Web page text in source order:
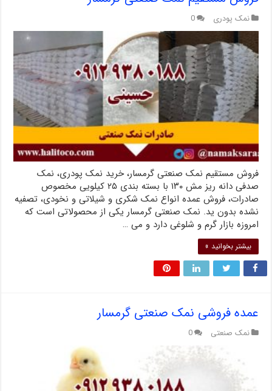
نمک پودری 0
فروش مستقیم نمک صنعتی گرمسار، خرید نمک پودری، نمک
صدفی دانه ریز مش ۱۳۰ با بسته بندی ۲۵ کیلویی مخصوص
صادرات، فروش عمده انواع نمک شکری و شیلاتی و نخودی، تصفیه
نشده بدون ید. نمک صنعتی گرمسار یکی از محصولاتی است که
امروزه بازار گرم و شلوغی دارد و می …
بیشتر بخوانید »
عمده فروشی نمک صنعتی گرمسار
نمک صنعتی 0